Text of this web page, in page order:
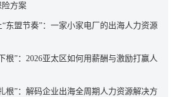
险方案
“东盟节奏”：一家小家电厂的出海人力资源
根”：2026亚太区如何用薪酬与激励打赢人
根”：解码企业出海全周期人力资源解决方